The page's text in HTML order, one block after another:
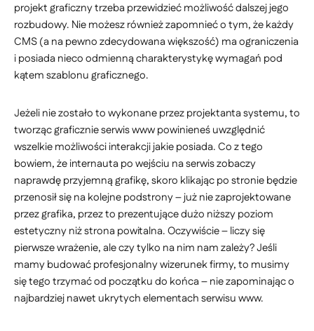
projekt graficzny trzeba przewidzieć możliwość dalszej jego
rozbudowy. Nie możesz również zapomnieć o tym, że każdy
CMS (a na pewno zdecydowana większość) ma ograniczenia
i posiada nieco odmienną charakterystykę wymagań pod
kątem szablonu graficznego.
Jeżeli nie zostało to wykonane przez projektanta systemu, to
tworząc graficznie serwis www powinieneś uwzględnić
wszelkie możliwości interakcji jakie posiada. Co z tego
bowiem, że internauta po wejściu na serwis zobaczy
naprawdę przyjemną grafikę, skoro klikając po stronie będzie
przenosił się na kolejne podstrony – już nie zaprojektowane
przez grafika, przez to prezentujące dużo niższy poziom
estetyczny niż strona powitalna. Oczywiście – liczy się
pierwsze wrażenie, ale czy tylko na nim nam zależy? Jeśli
mamy budować profesjonalny wizerunek firmy, to musimy
się tego trzymać od początku do końca – nie zapominając o
najbardziej nawet ukrytych elementach serwisu www.